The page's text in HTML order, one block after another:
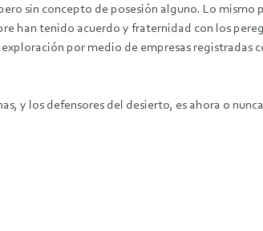
sin concepto de posesión alguno. Lo mismo
han tenido acuerdo y fraternidad con los
por medio de empresas registradas
y los defensores del desierto, es ahora o